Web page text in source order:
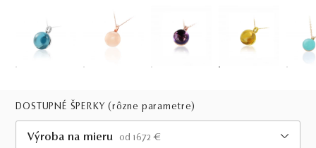
DOSTUPNÉ ŠPERKY(rôzne parametre)
Výroba na mieru
od 1672 €